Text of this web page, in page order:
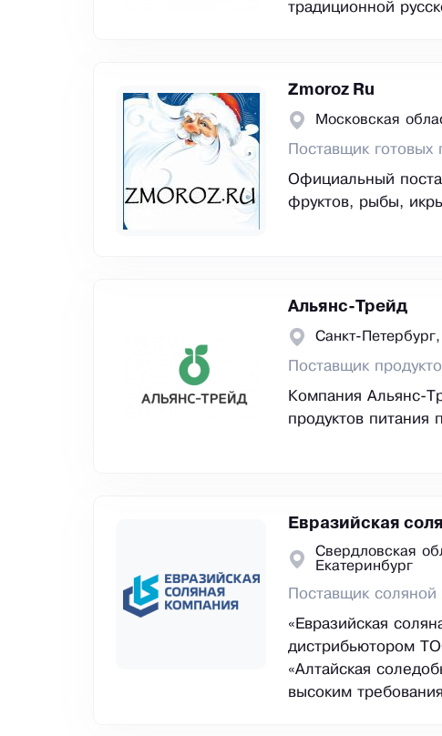
традиционной
Zmoroz Ru
Московская
Поставщик готовых
Официальный
фруктов, рыбы,
Альянс-Трейд
Санкт-
Поставщик
Компания Альянс-
продуктов питания
Евразийская
Свердловская
Екатеринбург
Поставщик соляной
«Евразийская
дистрибьютором
«Алтайская
высоким